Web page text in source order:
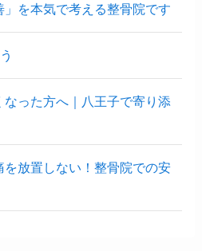
」を本気で考える整骨院です
った方へ｜八王子で寄り添
放置しない！整骨院での安